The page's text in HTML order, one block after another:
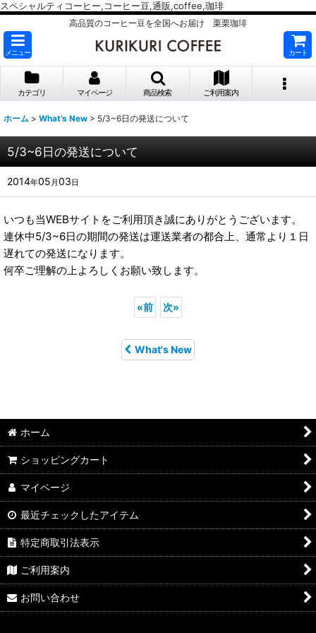
スペシャルティコーヒー,コーヒー豆,通販,coffee,珈琲
高品質のコーヒー豆を全国へお届け 栗栗珈琲
メニュー カート
カテゴリ マイページ 商品検索 ご利用案内
ホーム > What's New > 5/3~6日の発送について
5/3~6日の発送について
2014年05 月03日
いつも当WEBサイトをご利用頂き誠にありがとうございます。
連休中5/3~6日の期間の発送は運送業者の都合上、通常より１日
遅れての発送になります。
何卒ご理解の上よろしくお願い致します。
«前 次»
What's New
ホーム
ショッピングカート
マイページ
最近チェックしたアイテム
特定商取引法表示
ご利用案内
お問い合わせ